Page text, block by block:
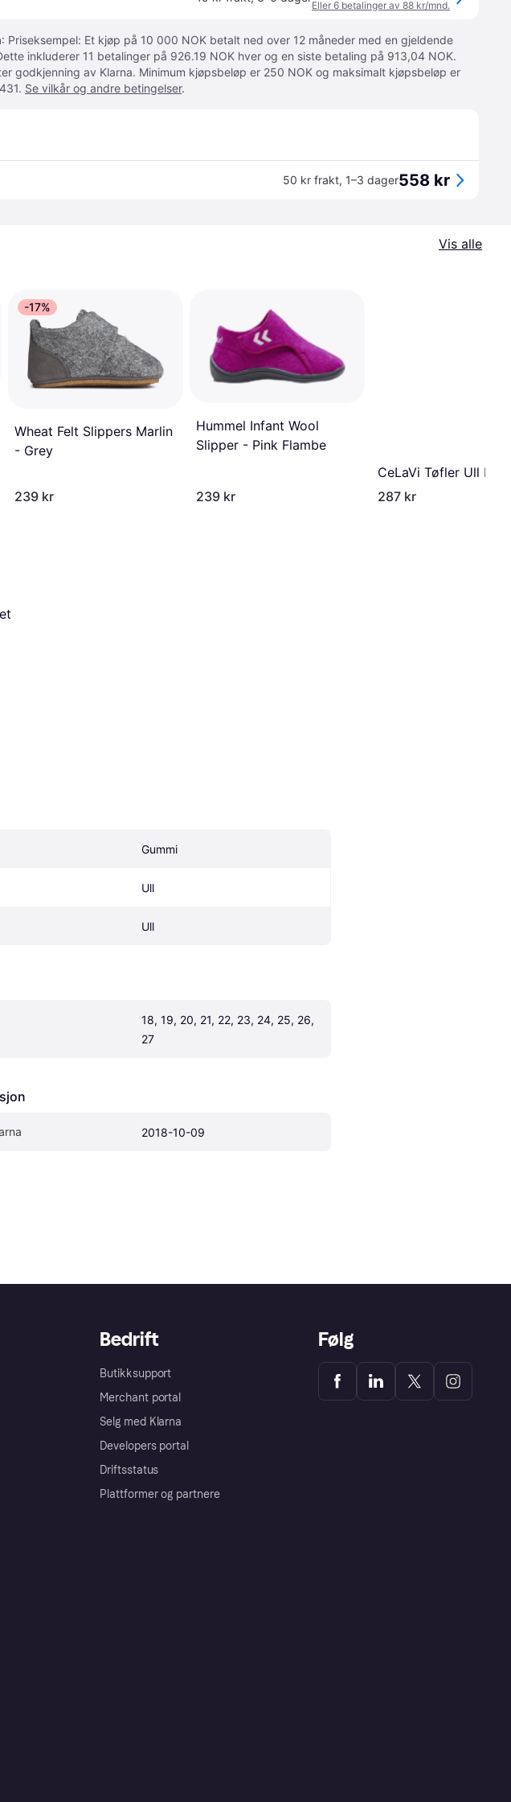
Eller 6 betalinger av 88 kr/mnd.
: Priseksempel: Et kjøp på 10 000 NOK betalt ned over 12 måneder med en gjeldende
inkluderer 11 betalinger på 926.19 NOK hver og en siste betaling på 913,04 NOK.
av Klarna. Minimum kjøpsbeløp er 250 NOK og maksimalt kjøpsbeløp er
Se vilkår og andre betingelser.
50 kr frakt, 1–3 dager558 kr
Vis alle
-17%
Wheat Felt Slippers Marlin
- Grey
239 kr
Hummel Infant Wool
Slipper - Pink Flambe
239 kr
CeLaVi Tøfler Ull
287 kr
Gummi
Ull
Ull
18, 19, 20, 21, 22, 23, 24, 25, 26,
27
2018-10-09
Bedrift
Butikksupport
Merchant portal
Selg med Klarna
Developers portal
Driftsstatus
Plattformer og partnere
Følg